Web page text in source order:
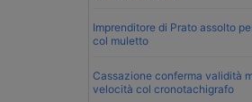
Imprenditore di Prato assolto
col muletto
Cassazione conferma validità
velocità col cronotachigrafo